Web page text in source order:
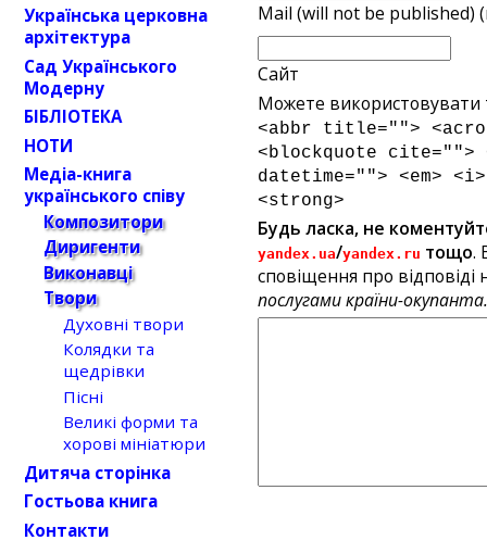
Mail (will not be published)
Сайт
Можете використовувати
<abbr title="">
<blockquote cite="">
datetime=""> <em>
<strong>
Будь ласка, не
yandex.ua/yandex.ru тощо.
сповіщення про відповіді
послугами країни-
Українська церковна
архітектура
Сад Українського
Модерну
БІБЛІОТЕКА
НОТИ
Медіа-книга
українського співу
Композитори
Диригенти
Виконавці
Твори
Духовні твори
Колядки та
щедрівки
Пісні
Великі форми та
хорові мініатюри
Дитяча сторінка
Гостьова книга
Контакти